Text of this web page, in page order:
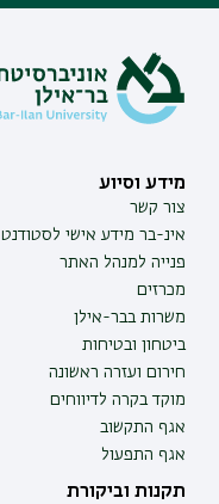
מידע וסיוע
צור קשר
אינ-בר מידע אישי לסטודנט
פנייה למנהל האתר
מכרזים
משרות בבר-אילן
ביטחון ובטיחות
חירום ועזרה ראשונה
מוקד בקרה לדיווחים
אגף התקשוב
אגף התפעול
תקנות וביקורת